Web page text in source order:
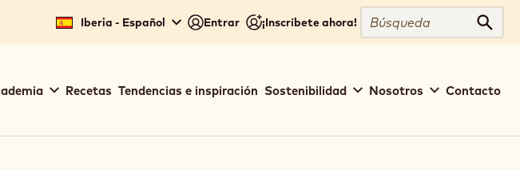
Iberia - Español Entrar ¡Inscríbete ahora!
Búsqueda
Recetas Tendencias e inspiración Sostenibilidad Nosotros Contacto